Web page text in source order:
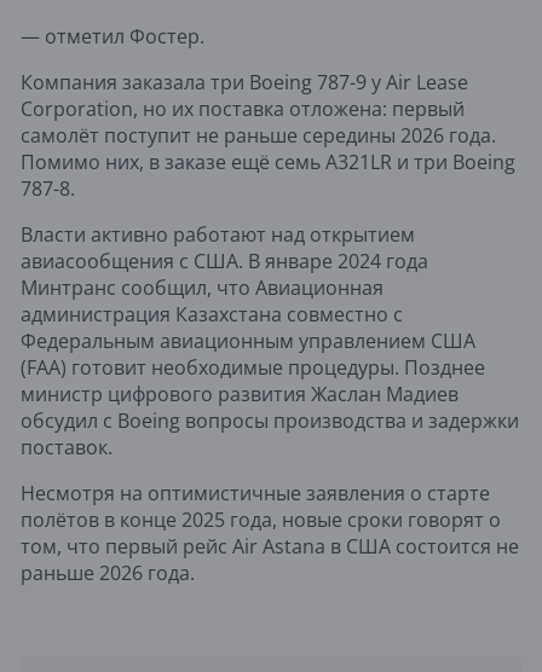
— отметил Фостер.
Компания заказала три Boeing 787-9 у Air Lease
Corporation, но их поставка отложена: первый
самолёт поступит не раньше середины 2026 года.
Помимо них, в заказе ещё семь A321LR и три Boeing
787-8.
Власти активно работают над открытием
авиасообщения с США. В январе 2024 года
Минтранс сообщил, что Авиационная
администрация Казахстана совместно с
Федеральным авиационным управлением США
(FAA) готовит необходимые процедуры. Позднее
министр цифрового развития Жаслан Мадиев
обсудил с Boeing вопросы производства и задержки
поставок.
Несмотря на оптимистичные заявления о старте
полётов в конце 2025 года, новые сроки говорят о
том, что первый рейс Air Astana в США состоится не
раньше 2026 года.